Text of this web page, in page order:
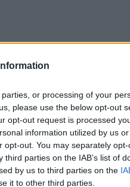
or processing of your
please use the below opt-out
opt-out request is processed
information utilized by us
out. You may separately
parties on the IAB’s list of
by us to third parties on the
it to other third parties.
– έχουν τη
Στη διάρκεια της
δημιούργησε